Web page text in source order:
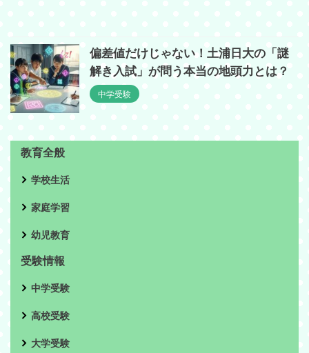
偏差値だけじゃない！土浦日大の「謎
解き入試」が問う本当の地頭力とは？
中学受験
教育全般
学校生活
家庭学習
幼児教育
受験情報
中学受験
高校受験
大学受験